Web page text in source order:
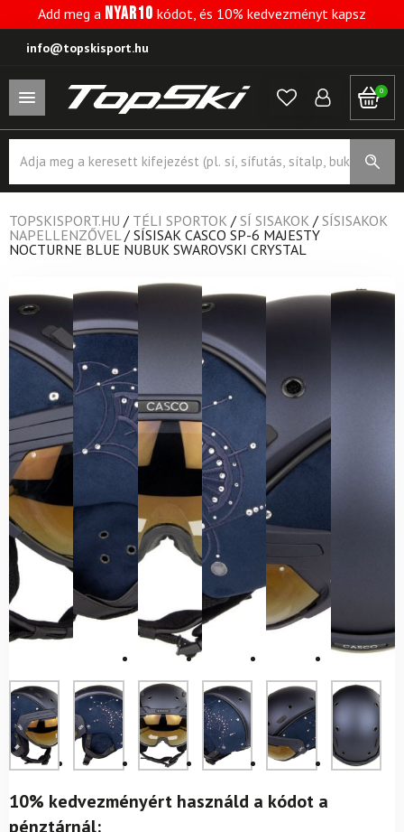
Add meg a NYAR10 kódot, és 10% kedvezményt kapsz
info@topskisport.hu
0
search
TOPSKISPORT.HU / TÉLI SPORTOK / SÍ SISAKOK / SÍSISAKOK
NAPELLENZŐVEL/ SÍSISAK CASCO SP-6 MAJESTY
NOCTURNE BLUE NUBUK SWAROVSKI CRYSTAL
10% kedvezményért használd a kódot a
pénztárnál: